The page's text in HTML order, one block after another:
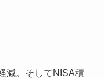
減。そしてNISA積